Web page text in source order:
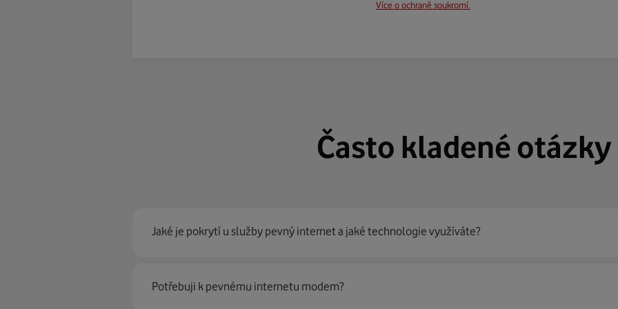
Více o ochraně soukromí.
Často kladené otázky
Jaké je pokrytí u služby pevný internet a jaké technologie využíváte?
Pevný internet můžeme nabídnout99 % českých domácností
prostřednictvím několika
Potřebuji k pevnému internetu modem?